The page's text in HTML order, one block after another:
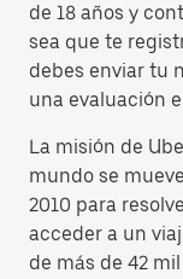
de 18 años y
sea que te
debes enviar tu
una evaluación
La misión de
mundo se
2010 para
acceder a un
de más de 42